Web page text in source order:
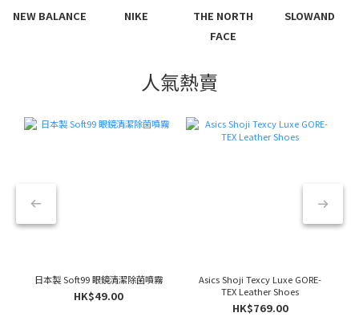
NEW BALANCE NIKE
THE NORTH
FACE
SLOWAND
人氣熱賣
日本製 Soft99 眼鏡清潔除菌噴霧
HK$49.00
Asics Shoji Texcy Luxe GORE-
TEX Leather Shoes
HK$769.00